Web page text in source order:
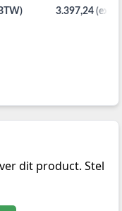
3.397,24 (excl.
dit product. Stel